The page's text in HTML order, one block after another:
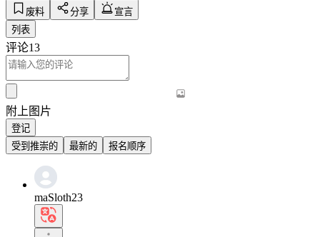
废料
分享
宣言
列表
评论13
附上图片
登记
受到推崇的
最新的 报名顺序
maSloth23